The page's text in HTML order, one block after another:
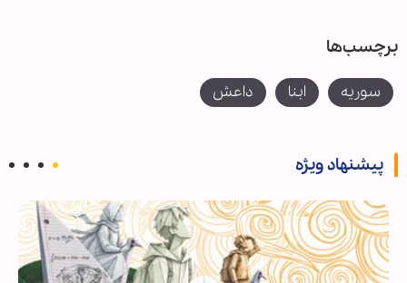
برچسب‌ها
سوریه ابنا داعش
پیشنهاد ویژه